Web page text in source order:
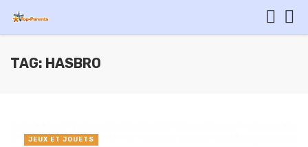
TAG: HASBRO
JEUX ET JOUETS